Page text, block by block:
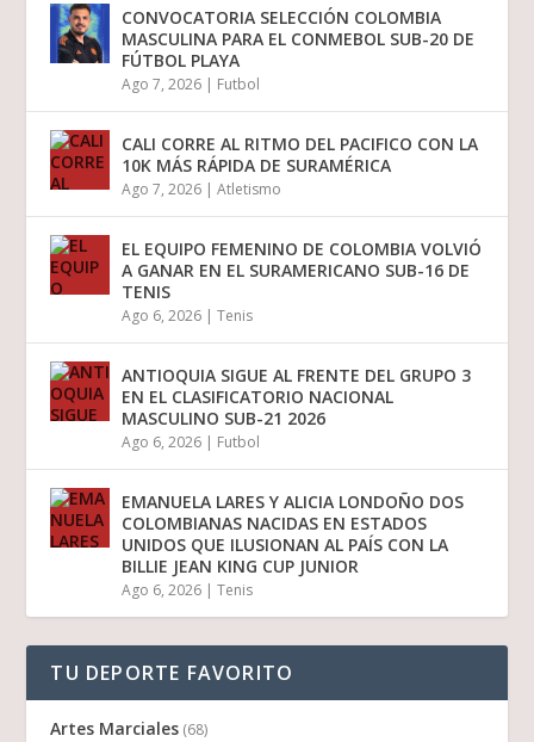
CONVOCATORIA SELECCIÓN COLOMBIA
MASCULINA PARA EL CONMEBOL SUB-20 DE
FÚTBOL PLAYA
Ago 7, 2026 | Futbol
CALI CORRE AL RITMO DEL PACIFICO CON LA
10K MÁS RÁPIDA DE SURAMÉRICA
Ago 7, 2026 |Atletismo
EL EQUIPO FEMENINO DE COLOMBIA VOLVIÓ
A GANAR EN EL SURAMERICANO SUB-16 DE
TENIS
Ago 6, 2026 |Tenis
ANTIOQUIA SIGUE AL FRENTE DEL GRUPO 3
EN EL CLASIFICATORIO NACIONAL
MASCULINO SUB-21 2026
Ago 6, 2026 | Futbol
EMANUELA LARES Y ALICIA LONDOÑO DOS
COLOMBIANAS NACIDAS EN ESTADOS
UNIDOS QUE ILUSIONAN AL PAÍS CON LA
BILLIE JEAN KING CUP JUNIOR
Ago 6, 2026 |Tenis
TU DEPORTE FAVORITO
Artes Marciales (68)